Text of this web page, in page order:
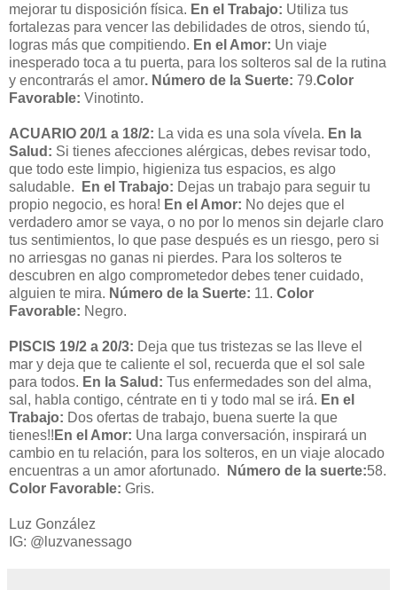
mejorar tu disposición física. En el Trabajo: Utiliza tus
fortalezas para vencer las debilidades de otros, siendo tú,
logras más que compitiendo. En el Amor: Un viaje
inesperado toca a tu puerta, para los solteros sal de la rutina
y encontrarás el amor. Número de la Suerte: 79.Color
Favorable: Vinotinto.
ACUARIO 20/1 a 18/2: La vida es una sola vívela. En la
Salud: Si tienes afecciones alérgicas, debes revisar todo,
que todo este limpio, higieniza tus espacios, es algo
saludable.
En el Trabajo: Dejas un trabajo para seguir tu
propio negocio, es hora! En el Amor: No dejes que el
verdadero amor se vaya, o no por lo menos sin dejarle claro
tus sentimientos, lo que pase después es un riesgo, pero si
no arriesgas no ganas ni pierdes. Para los solteros te
descubren en algo comprometedor debes tener cuidado,
alguien te mira. Número de la Suerte: 11. Color
Favorable: Negro.
PISCIS 19/2 a 20/3: Deja que tus tristezas se las lleve el
mar y deja que te caliente el sol, recuerda que el sol sale
para todos. En la Salud: Tus enfermedades son del alma,
sal, habla contigo, céntrate en ti y todo mal se irá. En el
Trabajo: Dos ofertas de trabajo, buena suerte la que
tienes!! En el Amor: Una larga conversación, inspirará un
cambio en tu relación, para los solteros, en un viaje alocado
encuentras a un amor afortunado.
Número de la suerte:58.
Color Favorable: Gris.
Luz González
IG: @luzvanessago